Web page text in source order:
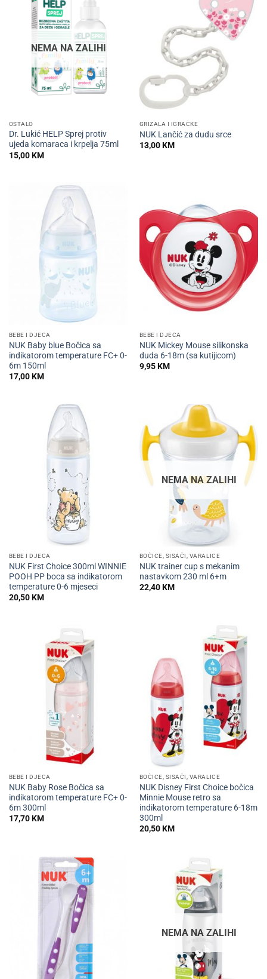
NEMA NA ZALIHI
OSTALO
Dr. Lukić HELP Sprej protiv
ujeda komaraca i krpelja 75ml
15,00KM
GRIZALA I IGRAČKE
NUK Lančić za dudu srce
13,00KM
BEBE I DJECA
NUK Baby blue Bočica sa
indikatorom temperature FC+ 0-
6m 150ml
17,00KM
BEBE I DJECA
NUK Mickey Mouse silikonska
duda 6-18m (sa kutijicom)
9,95KM
BEBE I DJECA
NUK First Choice 300ml WINNIE
POOH PP boca sa indikatorom
temperature 0-6 mjeseci
20,50KM
NEMA NA ZALIHI
BOČICE, SISAČI, VARALICE
NUK trainer cup s mekanim
nastavkom 230 ml 6+m
22,40KM
BEBE I DJECA
NUK Baby Rose Bočica sa
indikatorom temperature FC+ 0-
6m 300ml
17,70KM
BOČICE, SISAČI, VARALICE
NUK Disney First Choice bočica
Minnie Mouse retro sa
indikatorom temperature 6-18m
300ml
20,50KM
NEMA NA ZALIHI